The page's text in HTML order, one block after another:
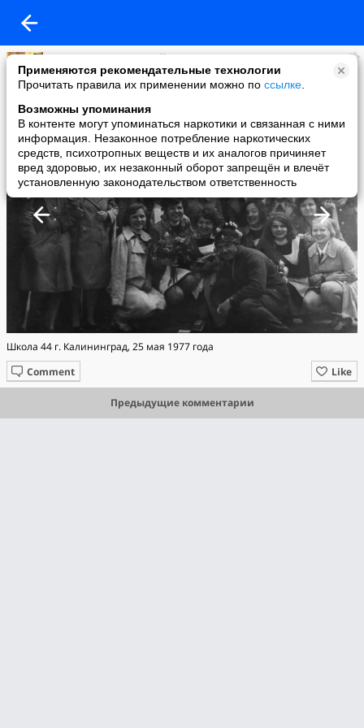
Применяются рекомендательные технологии
Прочитать правила их применении можно по ссылке
Возможны упоминания
В контенте могут упоминаться наркотики и связанная с ними
информация. Незаконное потребление наркотических
средств, психотропных веществ и их аналогов причиняет
вред здоровью, их незаконный оборот запрещён и влечёт
установленную законодательством ответственность
Владимир Загродский
added a photo
27 Jan в 15:04
Школа 44 г. Калининград, 25 мая 1977 года
Like
Comment
Предыдущие комментарии